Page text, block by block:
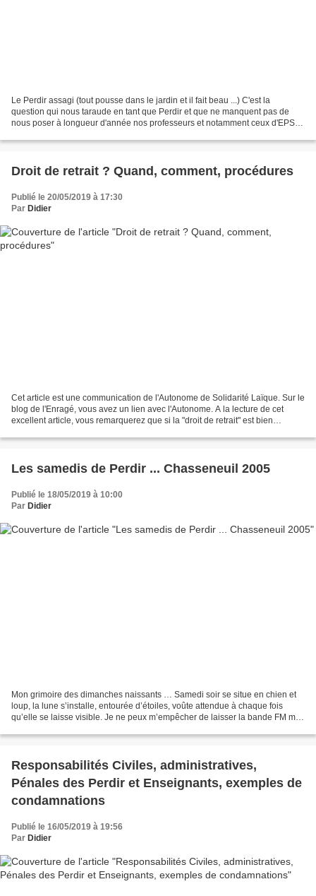
Le Perdir assagi (tout pousse dans le jardin et il fait beau ...) C'est la
question qui nous taraude en tant que Perdir et que ne manquent pas de
nous poser à longueur d'année nos professeurs et notamment ceux d'EPS
Droit de retrait ? Quand, comment, procédures
Publié le 20/05/2019 à 17:30
Par Didier
Cet article est une communication de l'Autonome de Solidarité Laïque. Sur le
blog de l'Enragé, vous avez un lien avec l'Autonome. A la lecture de cet
excellent article, vous remarquerez que si la "droit de retrait" est bien
Les samedis de Perdir ... Chasseneuil 2005
Publié le 18/05/2019 à 10:00
Par Didier
Mon grimoire des dimanches naissants … Samedi soir se situe en chien et
loup, la lune s’installe, entourée d’étoiles, voûte attendue à chaque fois
qu’elle se laisse visible. Je ne peux m’empêcher de laisser la bande FM me
Responsabilités Civiles, administratives,
Pénales des Perdir et Enseignants, exemples de
condamnations
Publié le 16/05/2019 à 19:56
Par Didier